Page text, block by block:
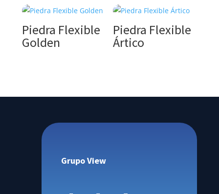
Piedra Flexible
Golden
Piedra Flexible
Ártico
Grupo View